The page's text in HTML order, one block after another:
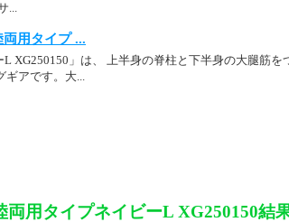
...
用タイプ ...
XG250150」は、 上半身の脊柱と下半身の大腿筋を
アです。大...
用タイプネイビーL XG250150結